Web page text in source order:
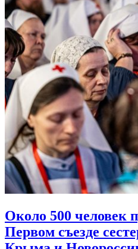
Около 500 человек
Первом съезде